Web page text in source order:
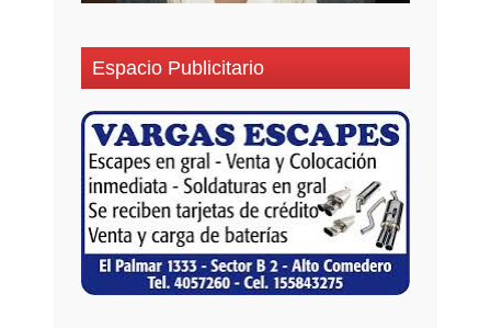
Espacio Publicitario